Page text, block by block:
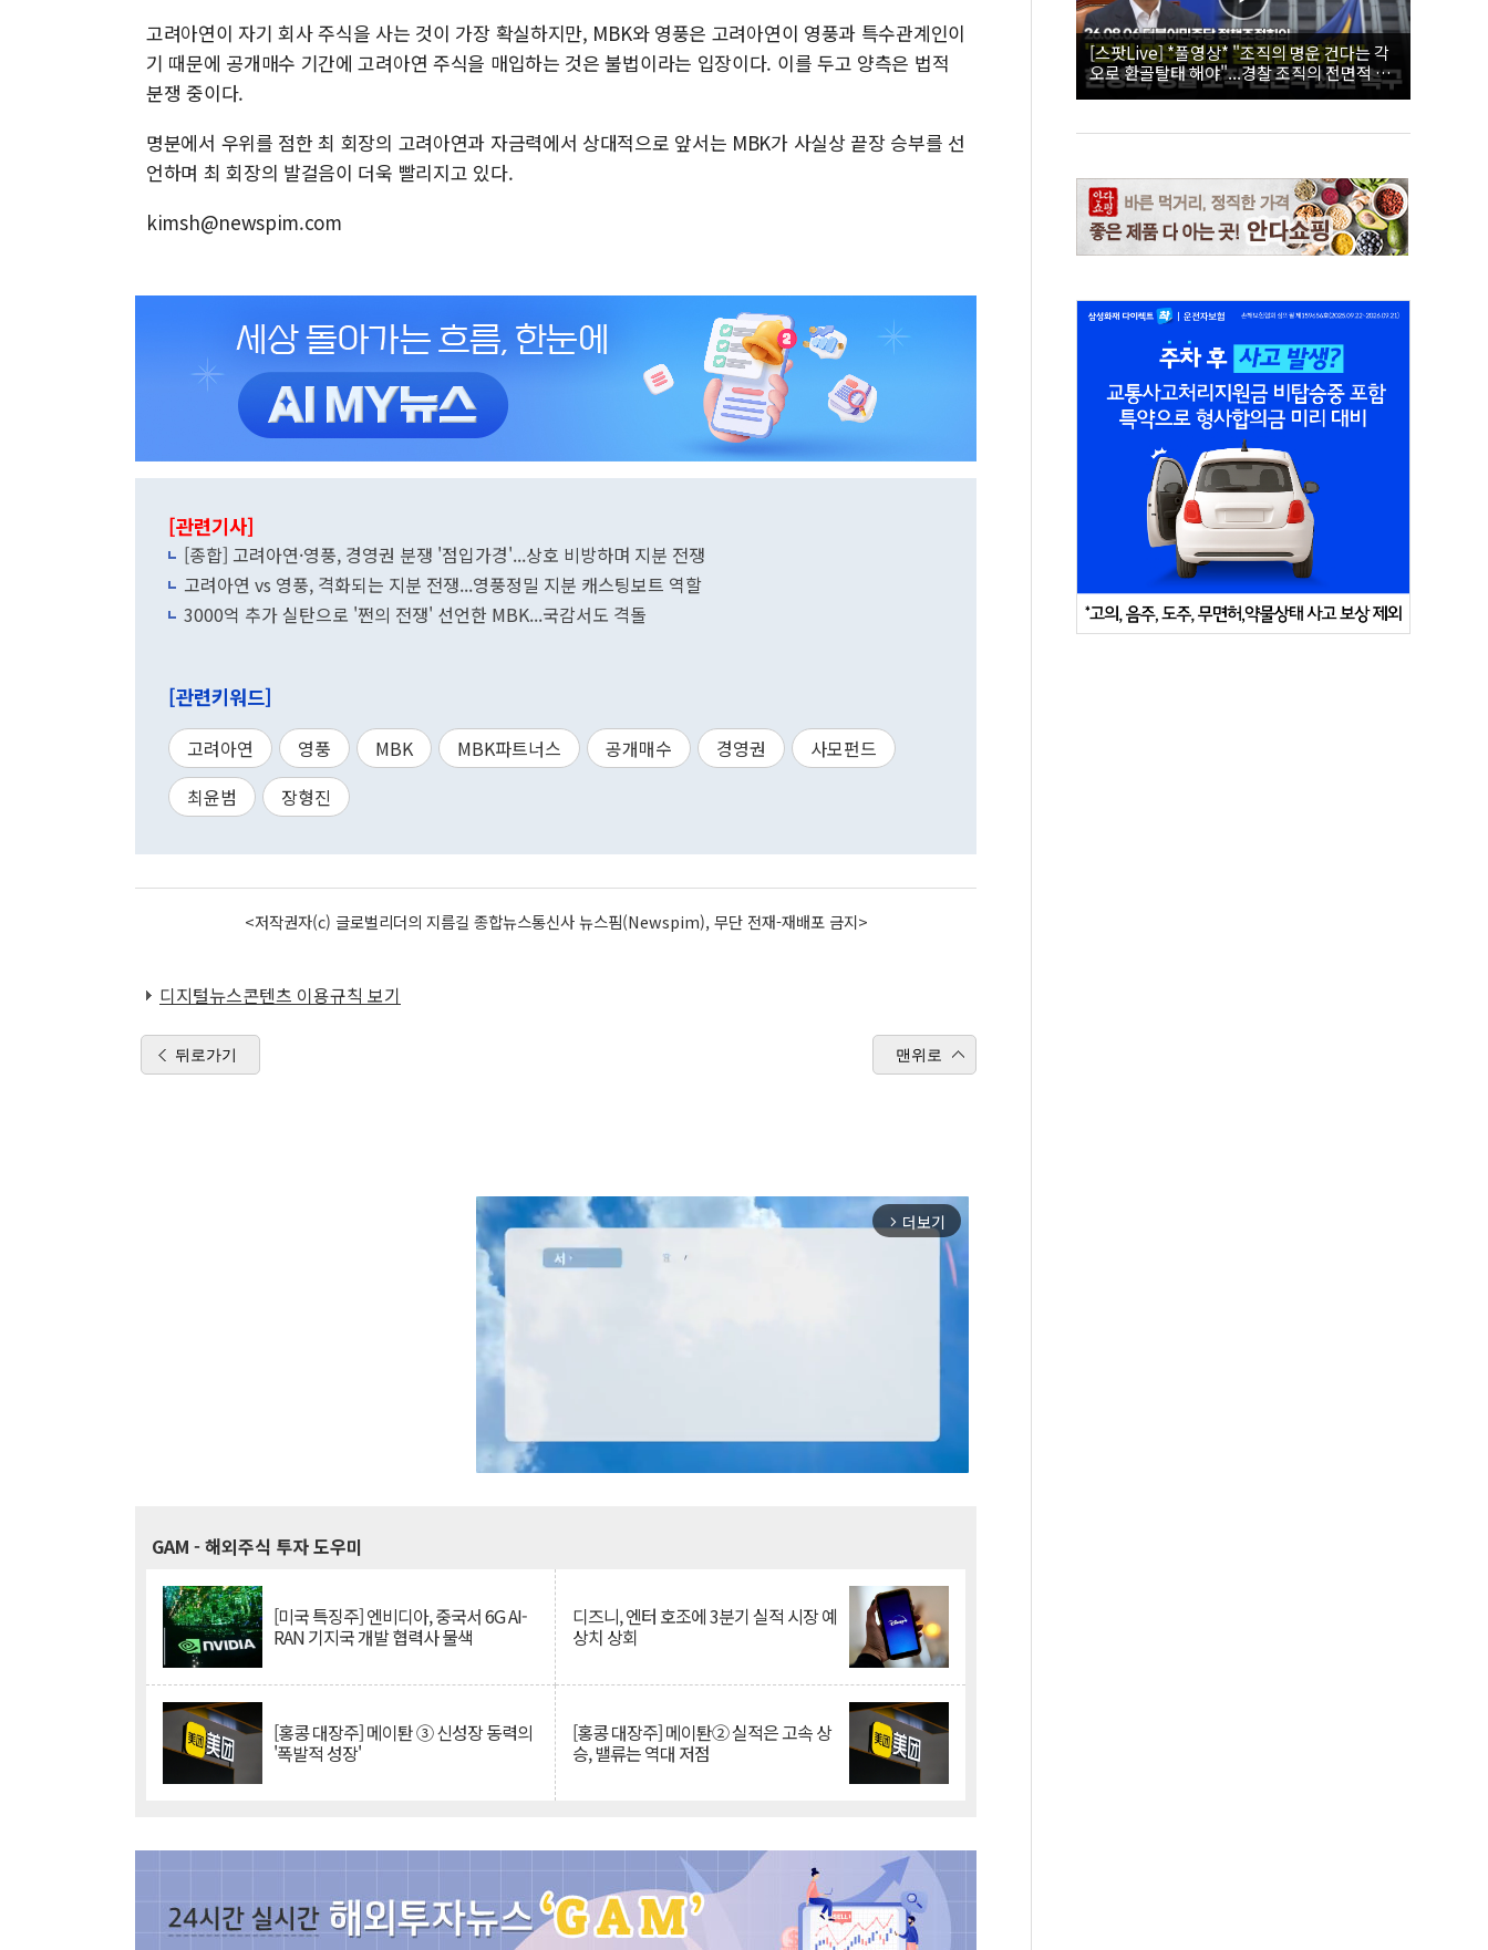
고려아연이 자기 회사 주식을 사는 것이 가장 확실하지만, MBK와 영풍은 고려아연이 영풍과 특수관계인이
기 때문에 공개매수 기간에 고려아연 주식을 매입하는 것은 불법이라는 입장이다. 이를 두고 양측은 법적
분쟁 중이다.
명분에서 우위를 점한 최 회장의 고려아연과 자금력에서 상대적으로 앞서는 MBK가 사실상 끝장 승부를 선
언하며 최 회장의 발걸음이 더욱 빨리지고 있다.
kimsh@newspim.com
[관련기사]
[종합] 고려아연·영풍, 경영권 분쟁 '점입가경'...상호 비방하며 지분 전쟁
고려아연 vs 영풍, 격화되는 지분 전쟁...영풍정밀 지분 캐스팅보트 역할
3000억 추가 실탄으로 '쩐의 전쟁' 선언한 MBK...국감서도 격돌
[관련키워드]
고려아연 영풍 MBK MBK파트너스 공개매수 경영권
사모펀드
최윤범
장형진
<저작권자(c) 글로벌리더의 지름길 종합뉴스통신사 뉴스핌(Newspim), 무단 전재-재배포 금지>
디지털뉴스콘텐츠 이용규칙 보기
뒤로가기 맨위로
arrow_forward_ios 더보기
GAM - 해외주식 투자 도우미
[미국 특징주] 엔비디아, 중국서 6G AI-
RAN 기지국 개발 협력사 물색
디즈니, 엔터 호조에 3분기 실적 시장 예
상치 상회
[홍콩 대장주] 메이퇀 ③ 신성장 동력의
'폭발적 성장'
[홍콩 대장주] 메이퇀② 실적은 고속 상
승, 밸류는 역대 저점
[스팟Live] *풀영상* "조직의 명운 건다는 각
오로 환골탈태 해야"...경찰 조직의 전면적 쇄
신 촉구한 한병도 | 26.08.06 더불어민주당 정